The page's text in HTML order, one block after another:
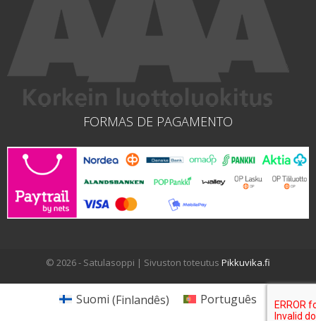
FORMAS DE PAGAMENTO
© 2026 - Satulasoppi | Sivuston toteutus Pikkuvika.fi
Suomi (Finlandês) Português